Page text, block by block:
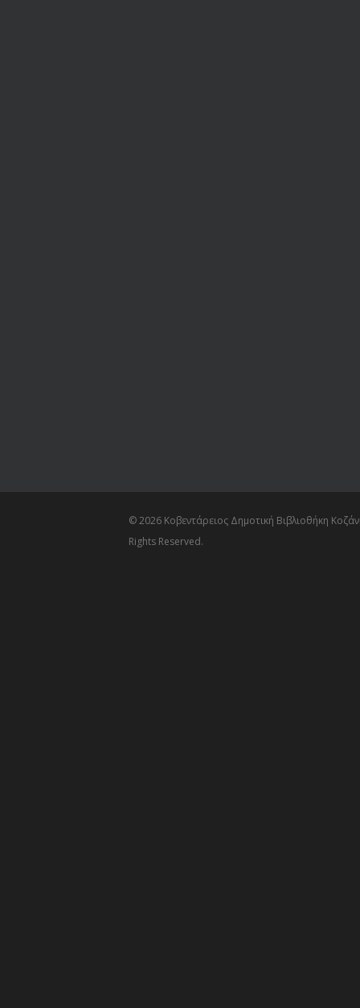
© 2026 Κοβεντάρειος Δημοτική Βιβλιοθήκη
Rights Reserved.